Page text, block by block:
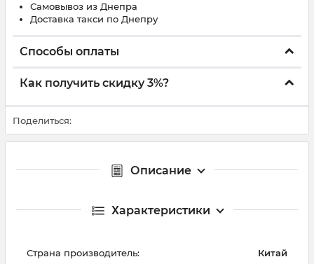
Самовывоз из Днепра
Доставка такси по Днепру
Способы оплаты
Как получить скидку 3%?
Поделиться:
Описание
Характеристики
Страна производитель: Китай